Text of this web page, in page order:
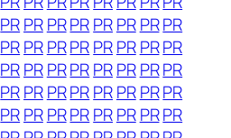
PRPRPRPRPRPR PRPR
PRPRPRPRPRPR PRPR
PRPRPRPRPRPR PRPR
PRPRPRPRPRPR PRPR
PRPRPRPRPRPR PRPR